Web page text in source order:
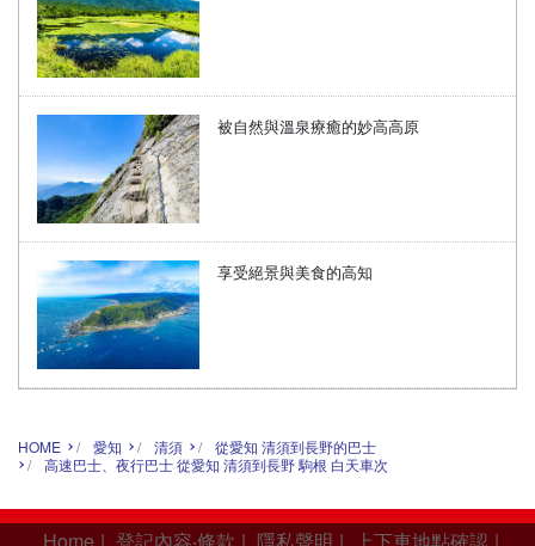
被自然與溫泉療癒的妙高高原
享受絕景與美食的高知
HOME 愛知 清須
從愛知 清須到長野的巴士
高速巴士、夜行巴士 從愛知 清須到長野 駒根 白天車次
Home | 登記內容‧條款 | 隱私聲明 | 上下車地點確認 |